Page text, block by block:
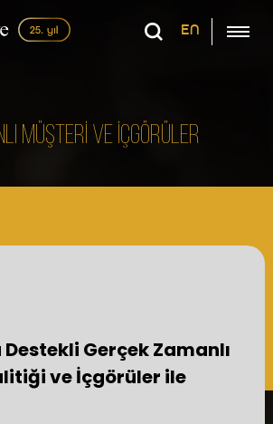
EN
MÜŞTERİ VE İÇGÖRÜLER
Gerçek Zamanlı
ve İçgörüler ile